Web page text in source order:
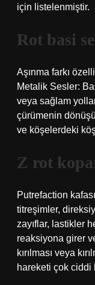
için listelenmiştir.
Rot basi
Aşınma farkı
Metalik Sesler:
veya sağlam
çürümenin
ve köşelerdeki
Z rot
Putrefaction
titreşimler,
zayıflar, lastikler
reaksiyona girer
kırılması veya
hareketi çok